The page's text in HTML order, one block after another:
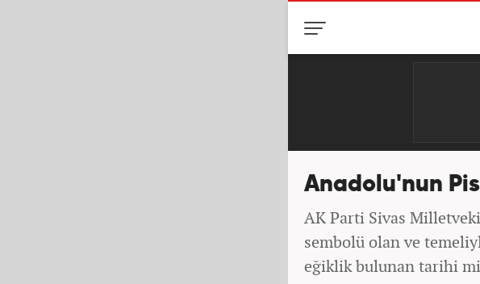
Anadolu'nun
AK Parti Sivas
sembolü olan ve
eğiklik bulunan tarihi